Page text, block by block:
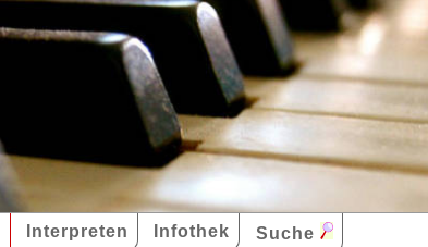
Interpreten Infothek Suche